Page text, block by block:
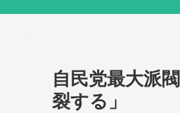
自民党最大派
裂する」